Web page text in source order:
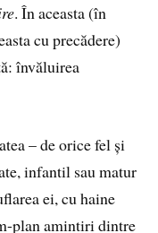
. În aceasta (în
cu precădere)
învăluirea
– de orice fel și
infantil sau matur
ei, cu haine
plan amintiri dintre